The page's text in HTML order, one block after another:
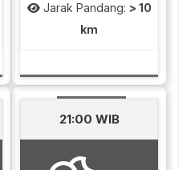
Jarak Pandang: > 10
km
21:00 WIB